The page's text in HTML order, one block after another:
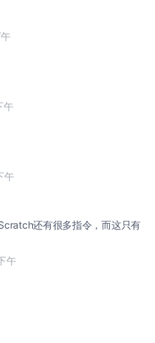
午
午
还有很多指令，而这只有
午